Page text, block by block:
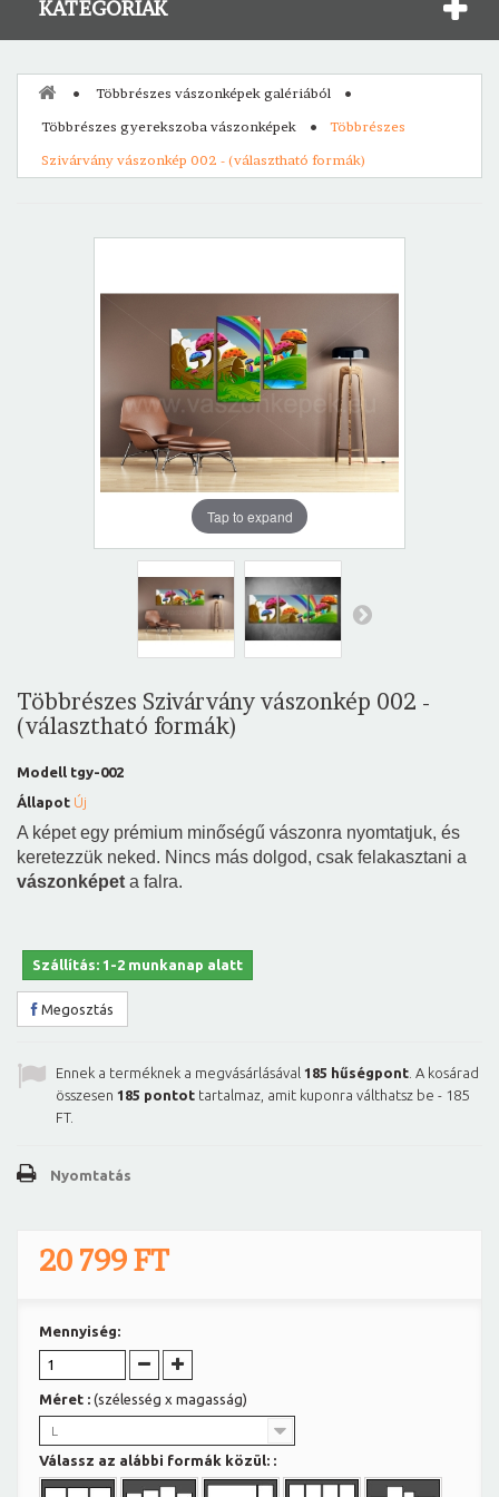
KATEGÓRIÁK
Többrészes vászonképek galériából
Többrészes gyerekszoba vászonképek
Többrészes
Szivárvány vászonkép 002 - (választható formák)
Tap to expand
Többrészes Szivárvány vászonkép 002 -
(választható formák)
Modell tgy-002
Állapot Új
A képet egy prémium minőségű vászonra nyomtatjuk, és
keretezzük neked. Nincs más dolgod, csak felakasztani a
vászonképet a falra.
Szállítás: 1-2 munkanap alatt
Megosztás
Ennek a terméknek a megvásárlásával 185 hűségpont . A kosárad
összesen 185 pontot tartalmaz, amit kuponra válthatsz be - 185
FT.
Nyomtatás
20 799 FT
Mennyiség:
Méret : (szélesség x magasság)
L
Válassz az alábbi formák közül: :